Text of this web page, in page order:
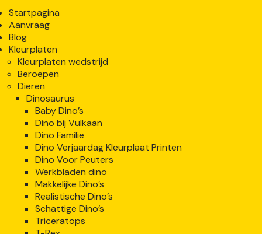
Startpagina
Aanvraag
Blog
Kleurplaten
Kleurplaten wedstrijd
Beroepen
Dieren
Dinosaurus
Baby Dino’s
Dino bij Vulkaan
Dino Familie
Dino Verjaardag Kleurplaat Printen
Dino Voor Peuters
Werkbladen dino
Makkelijke Dino’s
Realistische Dino’s
Schattige Dino’s
Triceratops